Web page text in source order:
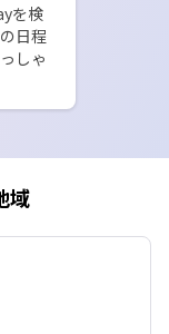
を検
日程
しゃ
ださ
で、
ま
域